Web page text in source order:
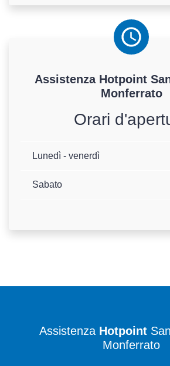
Assistenza Hotpoint
Monferrato
Orari
Lunedì - venerdì
Sabato
Assistenza Hotpoint
Monferrato